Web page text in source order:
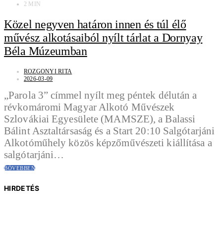
2 MIN
Közel negyven határon innen és túl élő
művész alkotásaiból nyílt tárlat a Dornyay
Béla Múzeumban
ROZGONYI RITA
2026-03-09
„Parola 3” címmel nyílt meg péntek délután a
révkomáromi Magyar Alkotó Művészek
Szlovákiai Egyesülete (MAMSZE), a Balassi
Bálint Asztaltársaság és a Start 20:10 Salgótarjáni
Alkotóműhely közös képzőművészeti kiállítása a
salgótarjáni…
BŐVEBBEN
HIRDETÉS